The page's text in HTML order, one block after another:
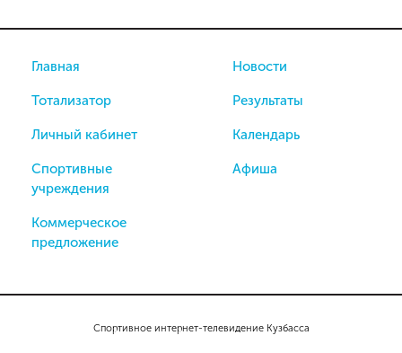
Спортивное интернет-телевидение Кузбасса
Главная
Тотализатор
Личный кабинет
Спортивные
учреждения
Коммерческое
предложение
Новости
Результаты
Календарь
Афиша